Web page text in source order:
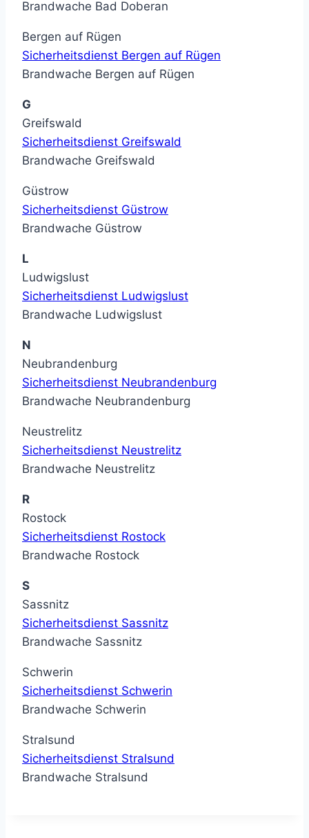
Brandwache Bad Doberan
Bergen auf Rügen
Sicherheitsdienst Bergen auf Rügen
Brandwache Bergen auf Rügen
G
Greifswald
Sicherheitsdienst Greifswald
Brandwache Greifswald
Güstrow
Sicherheitsdienst Güstrow
Brandwache Güstrow
L
Ludwigslust
Sicherheitsdienst Ludwigslust
Brandwache Ludwigslust
N
Neubrandenburg
Sicherheitsdienst Neubrandenburg
Brandwache Neubrandenburg
Neustrelitz
Sicherheitsdienst Neustrelitz
Brandwache Neustrelitz
R
Rostock
Sicherheitsdienst Rostock
Brandwache Rostock
S
Sassnitz
Sicherheitsdienst Sassnitz
Brandwache Sassnitz
Schwerin
Sicherheitsdienst Schwerin
Brandwache Schwerin
Stralsund
Sicherheitsdienst Stralsund
Brandwache Stralsund